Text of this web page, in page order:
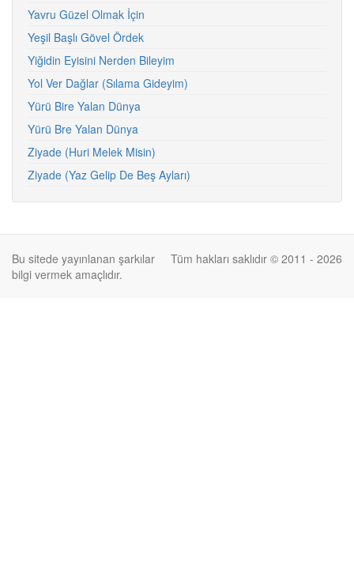
Yavru Güzel Olmak İçin
Yeşil Başlı Gövel Ördek
Yiğidin Eyisini Nerden Bileyim
Yol Ver Dağlar (Sılama Gideyim)
Yürü Bire Yalan Dünya
Yürü Bre Yalan Dünya
Ziyade (Huri Melek Misin)
Ziyade (Yaz Gelip De Beş Ayları)
Tüm hakları saklıdır © 2011 - 2026
Bu sitede yayınlanan şarkılar
bilgi vermek amaçlıdır.